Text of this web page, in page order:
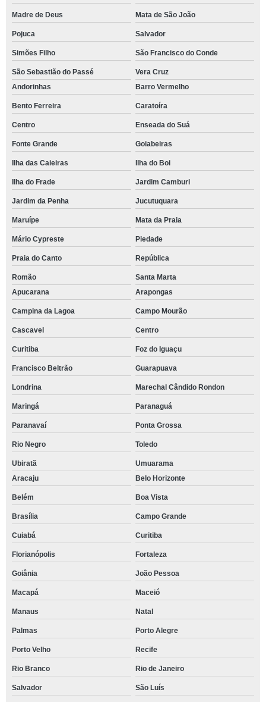
Madre de Deus Mata de São João
Pojuca Salvador
Simões Filho São Francisco do Conde
São Sebastião do Passé
Vera Cruz
Andorinhas
Barro Vermelho
Bento Ferreira Caratoíra
Centro Enseada do Suá
Fonte Grande Goiabeiras
Ilha das Caieiras Ilha do Boi
Ilha do Frade Jardim Camburi
Jardim da Penha Jucutuquara
Maruípe Mata da Praia
Mário Cypreste Piedade
Praia do Canto República
Romão
Santa Marta
Apucarana
Arapongas
Campina da Lagoa Campo Mourão
Cascavel Centro
Curitiba Foz do Iguaçu
Francisco Beltrão Guarapuava
Londrina Marechal Cândido Rondon
Maringá Paranaguá
Paranavaí Ponta Grossa
Rio Negro Toledo
Ubiratã
Umuarama
Aracaju
Belo Horizonte
Belém Boa Vista
Brasília Campo Grande
Cuiabá Curitiba
Florianópolis Fortaleza
Goiânia João Pessoa
Macapá Maceió
Manaus Natal
Palmas Porto Alegre
Porto Velho Recife
Rio Branco Rio de Janeiro
Salvador São Luís